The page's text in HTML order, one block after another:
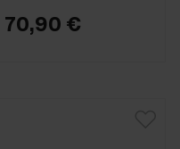
70,90 €